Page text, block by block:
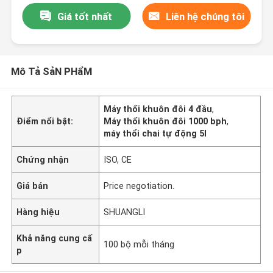
Giá tốt nhất Liên hệ chúng tôi
Mô Tả SảN PHẩM
Điểm nổi bật:
Máy thổi khuôn đôi 4 đầu,
Máy thổi khuôn đôi 1000 bph,
máy thổi chai tự động 5l
Chứng nhận ISO, CE
Giá bán Price negotiation.
Hàng hiệu SHUANGLI
Khả năng cung cấ
p
100 bộ mỗi tháng